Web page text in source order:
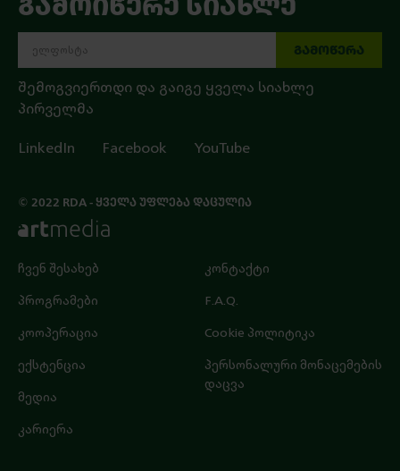
ჩვენ შესახებ
პროგრამები
კოოპერაცია
ექსტენცია
მედია
კარიერა
კონტაქტი
F.A.Q.
Cookie პოლიტიკა
პერსონალური მონაცემების
დაცვა
ᲒᲐᲛᲝᲘᲬᲔᲠᲔ ᲡᲘᲐᲮᲚᲔ
ᲒᲐᲛᲝᲬᲔᲠᲐ
შემოგვიერთდი და გაიგე ყველა სიახლე
პირველმა
LinkedIn Facebook YouTube
© 2022 RDA - ᲧᲕᲔᲚᲐ ᲣᲤᲚᲔᲑᲐ ᲓᲐᲪᲣᲚᲘᲐ